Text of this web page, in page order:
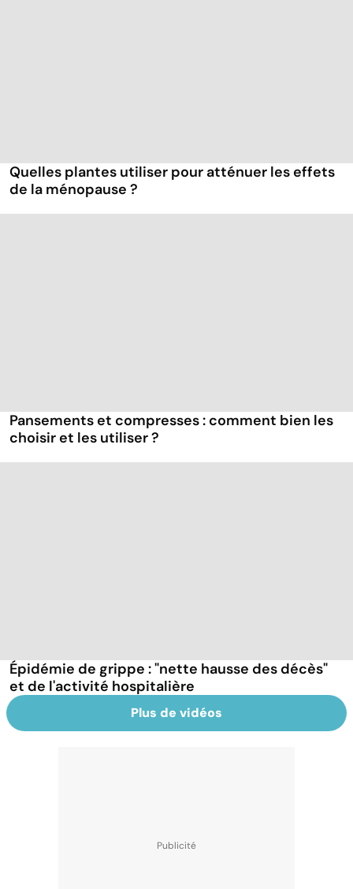
Quelles plantes utiliser pour atténuer les effets
de la ménopause ?
Pansements et compresses : comment bien les
choisir et les utiliser ?
Épidémie de grippe : "nette hausse des décès"
et de l'activité hospitalière
Plus de vidéos